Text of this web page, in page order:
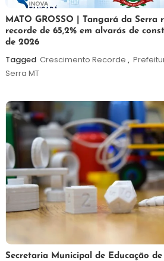
5
de
agosto
de
2026
Maurilio
MATO GROSSO | Tangará da Serra
recorde de 65,2% em alvarás de
de 2026
Tagged Crescimento Recorde ,
Serra MT
5
Maurilio
Secretaria Municipal de Educação